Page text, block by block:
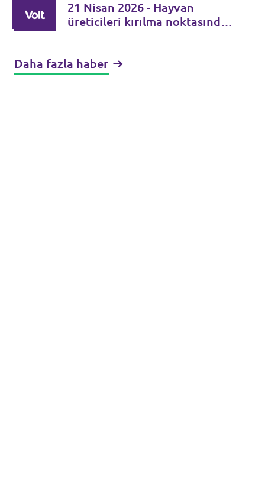
21 Nisan 2026 - Hayvan
üreticileri kırılma noktasında.
Daha fazla haber